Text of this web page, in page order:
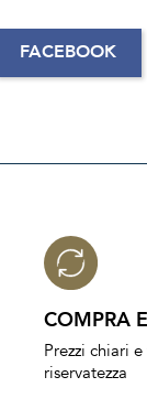
FACEBOOK
COMPRA
Prezzi chiari
riservatezza